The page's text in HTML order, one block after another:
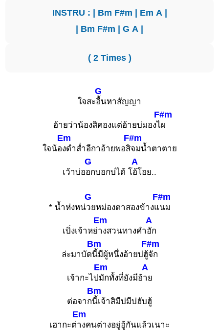
INSTRU : | Bm F#m | Em A|
| Bm F#m | G A |
( 2 Times )
ใจสะ
G
อื้นหาสัญญา
อ้ายว่าน้องสิคองแต่อ้ายบ่มองไ
F#m
ผ
ใจน้อ
Em
งดำส่ำอีกาอ้ายพอสิ
F#m
จมน้ำตาตาย
เว้าบ่อ
G
อกบอกบ่ได้ โ
A
อ้โอย..
* น้ำห่งหน่
G
วยหม่องตาสองข้างแ
F#m
นม
เบิ่งเจ้าหย่
Em
างสวนทางคำ
A
ฮัก
ล่ะมาบัด
Bm
นี้มีผู้หนึ่งอ้ายบ่ฮู้
F#m
จัก
เจ้ากะไป
Em
มักทั้งที่ยังมีอ้
A
าย
ต่อจาก
Bm
นี้เจ้าสิมีบ่มีบ่ฮับฮู้
เฮากะต่
Em
างคนต่างอยู่ฮู้กันแล้วเนาะ